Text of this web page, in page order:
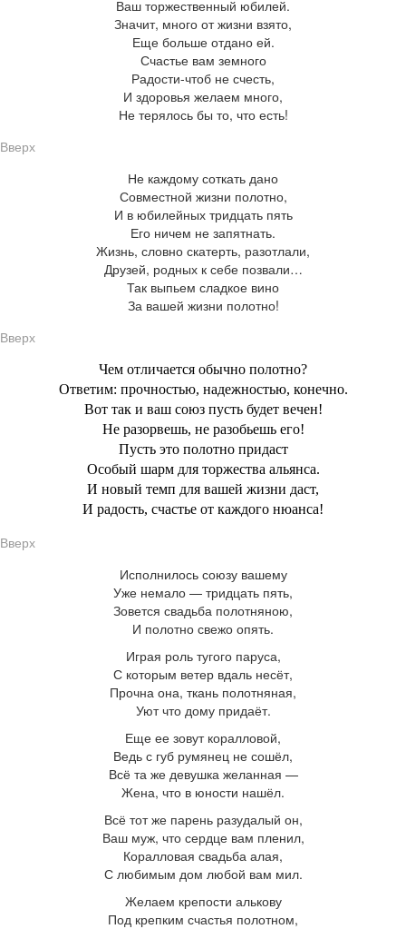
Ваш торжественный юбилей.
Значит, много от жизни взято,
Еще больше отдано ей.
Счастье вам земного
Радости-чтоб не счесть,
И здоровья желаем много,
Не терялось бы то, что есть!
Вверх
Не каждому соткать дано
Совместной жизни полотно,
И в юбилейных тридцать пять
Его ничем не запятнать.
Жизнь, словно скатерть, разотлали,
Друзей, родных к себе позвали…
Так выпьем сладкое вино
За вашей жизни полотно!
Вверх
Чем отличается обычно полотно?
Ответим: прочностью, надежностью, конечно.
Вот так и ваш союз пусть будет вечен!
Не разорвешь, не разобьешь его!
Пусть это полотно придаст
Особый шарм для торжества альянса.
И новый темп для вашей жизни даст,
И радость, счастье от каждого нюанса!
Вверх
Исполнилось союзу вашему
Уже немало — тридцать пять,
Зовется свадьба полотняною,
И полотно свежо опять.
Играя роль тугого паруса,
С которым ветер вдаль несёт,
Прочна она, ткань полотняная,
Уют что дому придаёт.
Еще ее зовут коралловой,
Ведь с губ румянец не сошёл,
Всё та же девушка желанная —
Жена, что в юности нашёл.
Всё тот же парень разудалый он,
Ваш муж, что сердце вам пленил,
Коралловая свадьба алая,
С любимым дом любой вам мил.
Желаем крепости алькову
Под крепким счастья полотном,